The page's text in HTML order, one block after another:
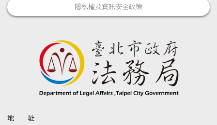
隱私權及資訊安全政策
地 址